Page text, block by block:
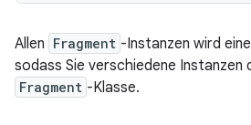
Allen Fragment -Instanzen wird
sodass Sie verschiedene Instanzen
Fragment -Klasse.